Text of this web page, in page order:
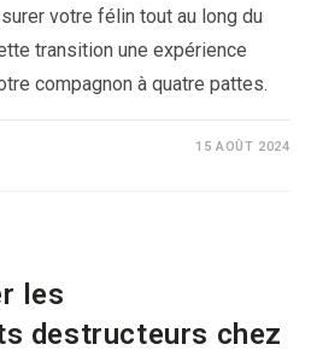
votre félin tout au long du
transition une expérience
compagnon à quatre pattes.
15 AOÛT 2024
les
destructeurs chez